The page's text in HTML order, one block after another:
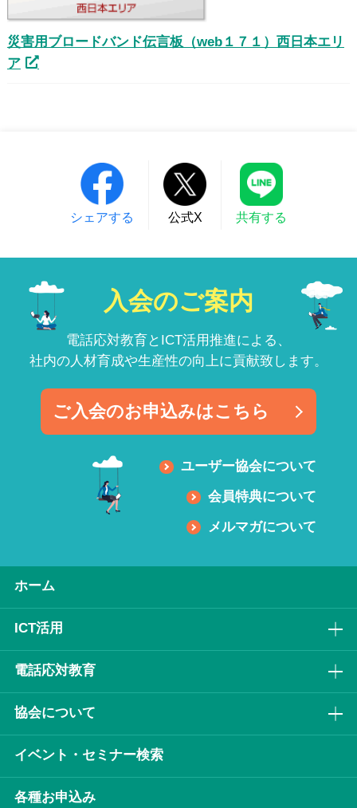
災害用ブロードバンド伝言板（web１７１）西日本エリ
ア
シェアする 公式X 共有する
入会のご案内
電話応対教育とICT活用推進による、
社内の人材育成や生産性の向上に貢献致します。
ご入会のお申込みはこちら
ユーザー協会について
会員特典について
メルマガについて
ホーム
ICT活⽤
電話応対教育
協会について
イベント・セミナー検索
各種お申込み